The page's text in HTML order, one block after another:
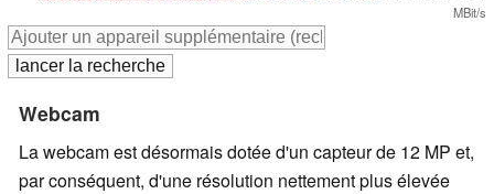
MBit/s
Webcam
La webcam est désormais dotée d'un capteur de 12 MP et,
par conséquent, d'une résolution nettement plus élevée